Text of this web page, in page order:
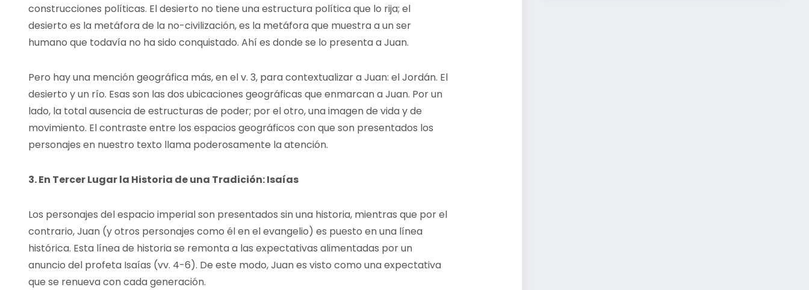
construcciones políticas. El desierto no tiene una estructura política que lo rija; el
desierto es la metáfora de la no-civilización, es la metáfora que muestra a un ser
humano que todavía no ha sido conquistado. Ahí es donde se lo presenta a Juan.
Pero hay una mención geográfica más, en el v. 3, para contextualizar a Juan: el Jordán. El
desierto y un río. Esas son las dos ubicaciones geográficas que enmarcan a Juan. Por un
lado, la total ausencia de estructuras de poder; por el otro, una imagen de vida y de
movimiento. El contraste entre los espacios geográficos con que son presentados los
personajes en nuestro texto llama poderosamente la atención.
3. En Tercer Lugar la Historia de una Tradición: Isaías
Los personajes del espacio imperial son presentados sin una historia, mientras que por el
contrario, Juan (y otros personajes como él en el evangelio) es puesto en una línea
histórica. Esta línea de historia se remonta a las expectativas alimentadas por un
anuncio del profeta Isaías (vv. 4-6). De este modo, Juan es visto como una expectativa
que se renueva con cada generación.